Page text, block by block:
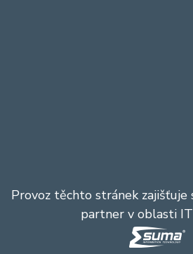
Provoz těchto stránek zajišťuje
partner v oblasti